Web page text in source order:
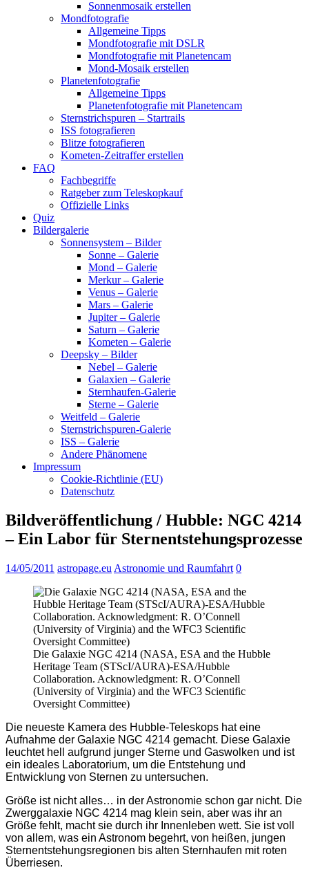
Sonnenmosaik erstellen
Mondfotografie
Allgemeine Tipps
Mondfotografie mit DSLR
Mondfotografie mit Planetencam
Mond-Mosaik erstellen
Planetenfotografie
Allgemeine Tipps
Planetenfotografie mit Planetencam
Sternstrichspuren – Startrails
ISS fotografieren
Blitze fotografieren
Kometen-Zeitraffer erstellen
FAQ
Fachbegriffe
Ratgeber zum Teleskopkauf
Offizielle Links
Quiz
Bildergalerie
Sonnensystem – Bilder
Sonne – Galerie
Mond – Galerie
Merkur – Galerie
Venus – Galerie
Mars – Galerie
Jupiter – Galerie
Saturn – Galerie
Kometen – Galerie
Deepsky – Bilder
Nebel – Galerie
Galaxien – Galerie
Sternhaufen-Galerie
Sterne – Galerie
Weitfeld – Galerie
Sternstrichspuren-Galerie
ISS – Galerie
Andere Phänomene
Impressum
Cookie-Richtlinie (EU)
Datenschutz
Bildveröffentlichung / Hubble: NGC 4214
– Ein Labor für Sternentstehungsprozesse
14/05/2011 astropage.eu Astronomie und Raumfahrt 0
Die Galaxie NGC 4214 (NASA, ESA and the Hubble
Heritage Team (STScI/AURA)-ESA/Hubble
Collaboration. Acknowledgment: R. O’Connell
(University of Virginia) and the WFC3 Scientific
Oversight Committee)
Die neueste Kamera des Hubble-Teleskops hat eine
Aufnahme der Galaxie NGC 4214 gemacht. Diese Galaxie
leuchtet hell aufgrund junger Sterne und Gaswolken und ist
ein ideales Laboratorium, um die Entstehung und
Entwicklung von Sternen zu untersuchen.
Größe ist nicht alles… in der Astronomie schon gar nicht. Die
Zwerggalaxie NGC 4214 mag klein sein, aber was ihr an
Größe fehlt, macht sie durch ihr Innenleben wett. Sie ist voll
von allem, was ein Astronom begehrt, von heißen, jungen
Sternentstehungsregionen bis alten Sternhaufen mit roten
Überriesen.